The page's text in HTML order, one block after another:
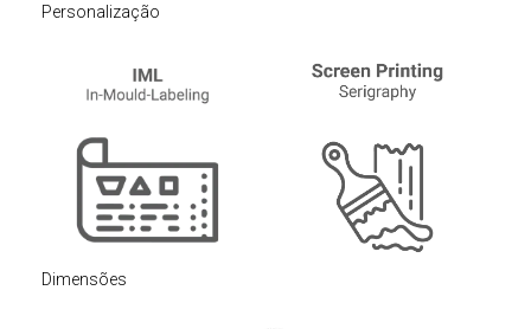
Personalização
Dimensões